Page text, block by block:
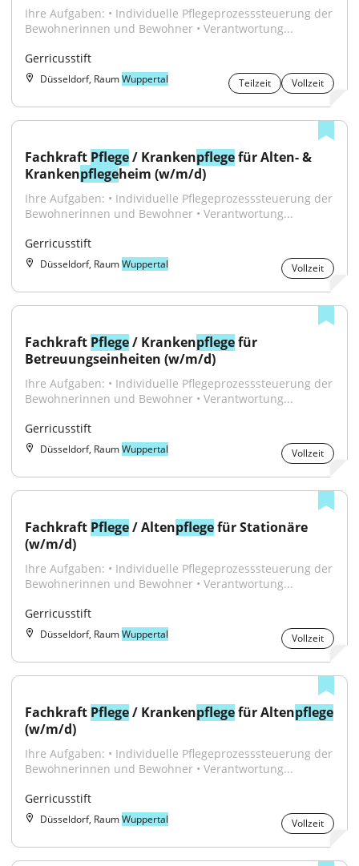
Ihre Aufgaben: • Individuelle Pflegeprozesssteuerung der
Bewohnerinnen und Bewohner • Verantwortung...
Gerricusstift
Düsseldorf, RaumWuppertal Teilzeit Vollzeit
Fachkraft Pflege / Krankenpflege für Alten- &
Krankenpflegeheim (w/m/d)
Ihre Aufgaben: • Individuelle Pflegeprozesssteuerung der
Bewohnerinnen und Bewohner • Verantwortung...
Gerricusstift
Düsseldorf, RaumWuppertal Vollzeit
Fachkraft Pflege / Krankenpflege für
Betreuungseinheiten (w/m/d)
Ihre Aufgaben: • Individuelle Pflegeprozesssteuerung der
Bewohnerinnen und Bewohner • Verantwortung...
Gerricusstift
Düsseldorf, RaumWuppertal Vollzeit
Fachkraft Pflege / Altenpflege für Stationäre
(w/m/d)
Ihre Aufgaben: • Individuelle Pflegeprozesssteuerung der
Bewohnerinnen und Bewohner • Verantwortung...
Gerricusstift
Düsseldorf, RaumWuppertal Vollzeit
Fachkraft Pflege / Krankenpflege für Altenpflege
(w/m/d)
Ihre Aufgaben: • Individuelle Pflegeprozesssteuerung der
Bewohnerinnen und Bewohner • Verantwortung...
Gerricusstift
Düsseldorf, RaumWuppertal Vollzeit